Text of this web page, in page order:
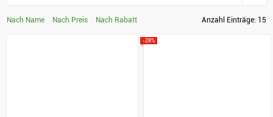
Nach Name Nach Preis Nach Rabatt Anzahl Einträge: 15
-28%